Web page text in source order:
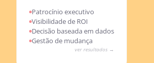
Patrocínio executivo
Visibilidade de ROI
Decisão baseada em dados
Gestão de mudança
ver resultados →
Dashboard de ROI de IA em tempo real
Decisões baseadas em dados automatizadas
Patrocínio executivo informado
Gestão de mudança com evidências